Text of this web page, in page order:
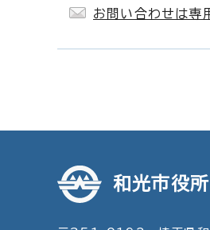
お問い合わせは専
和光市役所